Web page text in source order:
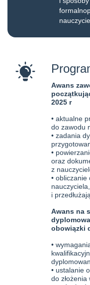
Awans
2025 r
• aktualne
do zawodu
• zadania
•
oraz
z
•
i
Awans na
obowiązki
•
• ustalanie
do